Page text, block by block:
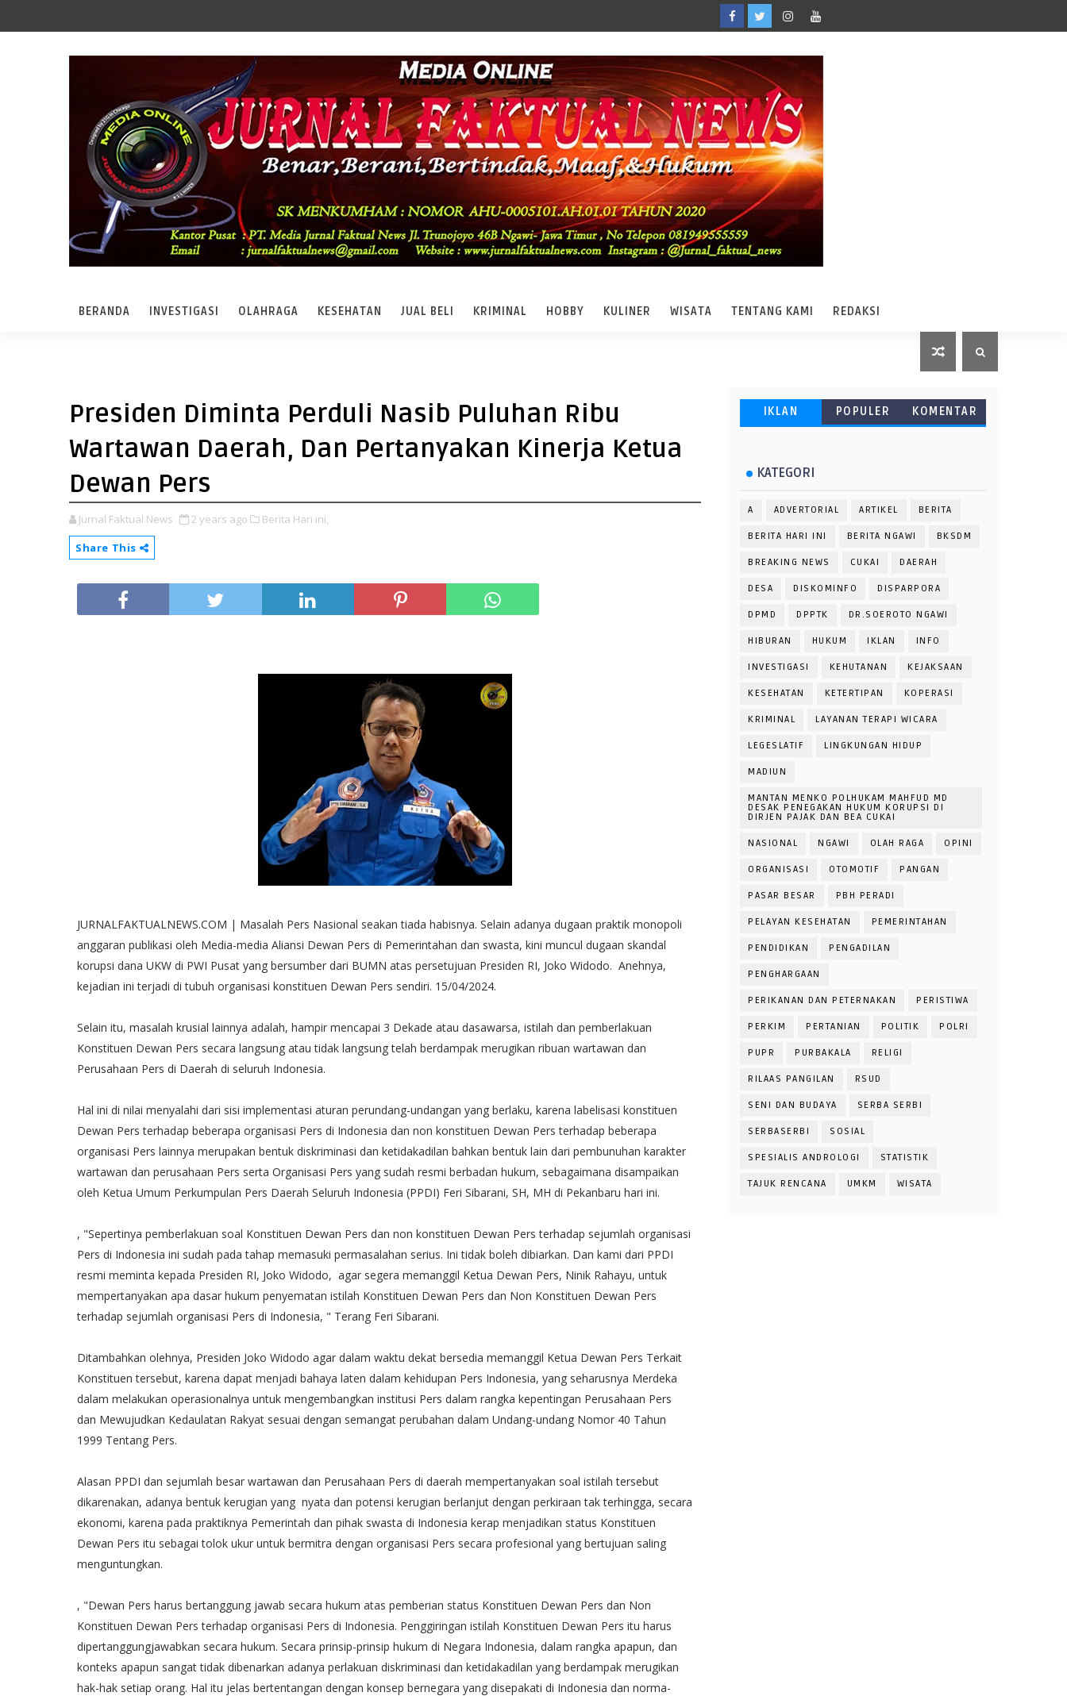
BERANDA INVESTIGASI OLAHRAGA KESEHATAN JUAL BELI KRIMINAL HOBBY KULINER WISATA TENTANG KAMI REDAKSI
Presiden Diminta Perduli Nasib Puluhan Ribu
Wartawan Daerah, Dan Pertanyakan Kinerja Ketua
Dewan Pers
Jurnal Faktual News 2 years ago
Berita Hari ini,
Share This
JURNALFAKTUALNEWS.COM | Masalah Pers Nasional seakan tiada habisnya. Selain adanya dugaan praktik monopoli
anggaran publikasi oleh Media-media Aliansi Dewan Pers di Pemerintahan dan swasta, kini muncul dugaan skandal
korupsi dana UKW di PWI Pusat yang bersumber dari BUMN atas persetujuan Presiden RI, Joko Widodo. Anehnya,
kejadian ini terjadi di tubuh organisasi konstituen Dewan Pers sendiri. 15/04/2024.
Selain itu, masalah krusial lainnya adalah, hampir mencapai 3 Dekade atau dasawarsa, istilah dan pemberlakuan
Konstituen Dewan Pers secara langsung atau tidak langsung telah berdampak merugikan ribuan wartawan dan
Perusahaan Pers di Daerah di seluruh Indonesia.
Hal ini di nilai menyalahi dari sisi implementasi aturan perundang-undangan yang berlaku, karena labelisasi konstituen
Dewan Pers terhadap beberapa organisasi Pers di Indonesia dan non konstituen Dewan Pers terhadap beberapa
organisasi Pers lainnya merupakan bentuk diskriminasi dan ketidakadilan bahkan bentuk lain dari pembunuhan karakter
wartawan dan perusahaan Pers serta Organisasi Pers yang sudah resmi berbadan hukum, sebagaimana disampaikan
oleh Ketua Umum Perkumpulan Pers Daerah Seluruh Indonesia (PPDI) Feri Sibarani, SH, MH di Pekanbaru hari ini.
, "Sepertinya pemberlakuan soal Konstituen Dewan Pers dan non konstituen Dewan Pers terhadap sejumlah organisasi
Pers di Indonesia ini sudah pada tahap memasuki permasalahan serius. Ini tidak boleh dibiarkan. Dan kami dari PPDI
resmi meminta kepada Presiden RI, Joko Widodo, agar segera memanggil Ketua Dewan Pers, Ninik Rahayu, untuk
mempertanyakan apa dasar hukum penyematan istilah Konstituen Dewan Pers dan Non Konstituen Dewan Pers
terhadap sejumlah organisasi Pers di Indonesia, " Terang Feri Sibarani.
Ditambahkan olehnya, Presiden Joko Widodo agar dalam waktu dekat bersedia memanggil Ketua Dewan Pers Terkait
Konstituen tersebut, karena dapat menjadi bahaya laten dalam kehidupan Pers Indonesia, yang seharusnya Merdeka
dalam melakukan operasionalnya untuk mengembangkan institusi Pers dalam rangka kepentingan Perusahaan Pers
dan Mewujudkan Kedaulatan Rakyat sesuai dengan semangat perubahan dalam Undang-undang Nomor 40 Tahun
1999 Tentang Pers.
Alasan PPDI dan sejumlah besar wartawan dan Perusahaan Pers di daerah mempertanyakan soal istilah tersebut
dikarenakan, adanya bentuk kerugian yang nyata dan potensi kerugian berlanjut dengan perkiraan tak terhingga, secara
ekonomi, karena pada praktiknya Pemerintah dan pihak swasta di Indonesia kerap menjadikan status Konstituen
Dewan Pers itu sebagai tolok ukur untuk bermitra dengan organisasi Pers secara profesional yang bertujuan saling
menguntungkan.
, "Dewan Pers harus bertanggung jawab secara hukum atas pemberian status Konstituen Dewan Pers dan Non
Konstituen Dewan Pers terhadap organisasi Pers di Indonesia. Penggiringan istilah Konstituen Dewan Pers itu harus
dipertanggungjawabkan secara hukum. Secara prinsip-prinsip hukum di Negara Indonesia, dalam rangka apapun, dan
konteks apapun sangat tidak dibenarkan adanya perlakuan diskriminasi dan ketidakadilan yang berdampak merugikan
hak-hak setiap orang. Hal itu jelas bertentangan dengan konsep bernegara yang disepakati di Indonesia dan norma-
IKLAN POPULER KOMENTAR
KATEGORI
A ADVERTORIAL ARTIKEL BERITA
BERITA HARI INI BERITA NGAWI BKSDM
BREAKING NEWS CUKAI DAERAH
DESA DISKOMINFO DISPARPORA
DPMD DPPTK DR.SOEROTO NGAWI
HIBURAN HUKUM IKLAN INFO
INVESTIGASI KEHUTANAN KEJAKSAAN
KESEHATAN KETERTIPAN KOPERASI
KRIMINAL LAYANAN TERAPI WICARA
LEGESLATIF LINGKUNGAN HIDUP
MADIUN
MANTAN MENKO POLHUKAM MAHFUD MD
DESAK PENEGAKAN HUKUM KORUPSI DI
DIRJEN PAJAK DAN BEA CUKAI
NASIONAL NGAWI OLAH RAGA OPINI
ORGANISASI OTOMOTIF PANGAN
PASAR BESAR PBH PERADI
PELAYAN KESEHATAN PEMERINTAHAN
PENDIDIKAN PENGADILAN
PENGHARGAAN
PERIKANAN DAN PETERNAKAN PERISTIWA
PERKIM PERTANIAN POLITIK POLRI
PUPR PURBAKALA RELIGI
RILAAS PANGILAN RSUD
SENI DAN BUDAYA SERBA SERBI
SERBASERBI SOSIAL
SPESIALIS ANDROLOGI STATISTIK
TAJUK RENCANA UMKM WISATA